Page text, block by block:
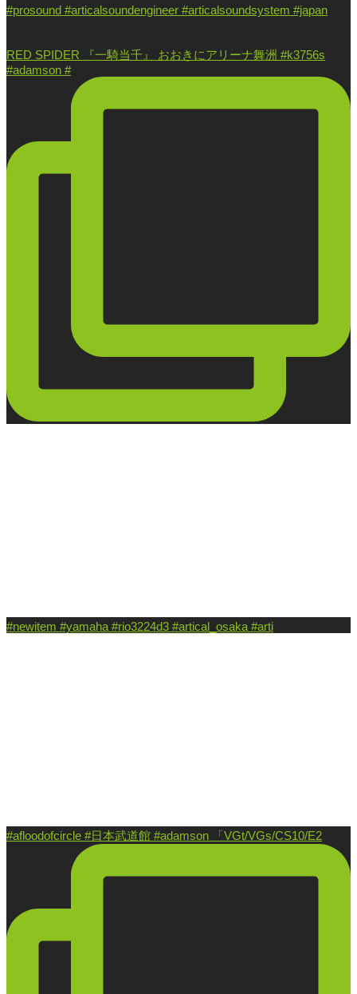
#prosound #articalsoundengineer #articalsoundsystem #japan
RED SPIDER 『一騎当千』 おおきにアリーナ舞洲 #k3756s
#adamson #
#newitem #yamaha #rio3224d3 #artical_osaka #arti
#afloodofcircle #日本武道館 #adamson 「VGt/VGs/CS10/E2